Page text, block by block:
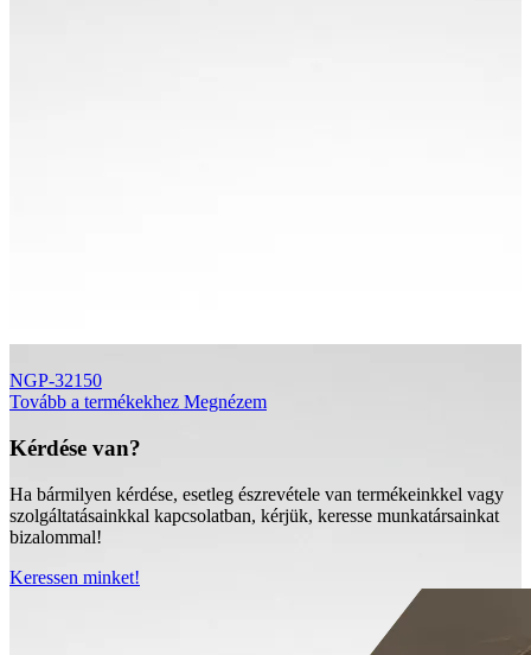
NGP-32150
Tovább a termékekhez Megnézem
Kérdése van?
Ha bármilyen kérdése, esetleg észrevétele van termékeinkkel vagy
szolgáltatásainkkal kapcsolatban, kérjük, keresse munkatársainkat
bizalommal!
Keressen minket!